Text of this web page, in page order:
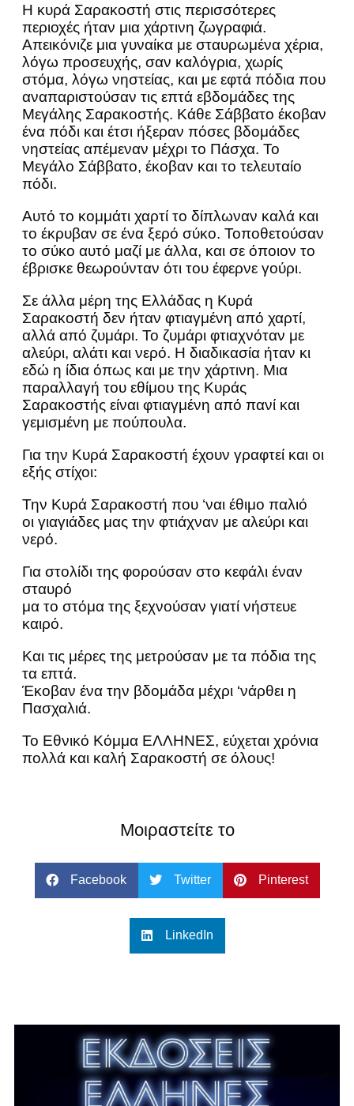
Η κυρά Σαρακοστή στις περισσότερες
περιοχές ήταν μια χάρτινη ζωγραφιά.
Απεικόνιζε μια γυναίκα με σταυρωμένα χέρια,
λόγω προσευχής, σαν καλόγρια, χωρίς
στόμα, λόγω νηστείας, και με εφτά πόδια που
αναπαριστούσαν τις επτά εβδομάδες της
Μεγάλης Σαρακοστής. Κάθε Σάββατο έκοβαν
ένα πόδι και έτσι ήξεραν πόσες βδομάδες
νηστείας απέμεναν μέχρι το Πάσχα. Το
Μεγάλο Σάββατο, έκοβαν και το τελευταίο
πόδι.
Αυτό το κομμάτι χαρτί το δίπλωναν καλά και
το έκρυβαν σε ένα ξερό σύκο. Τοποθετούσαν
το σύκο αυτό μαζί με άλλα, και σε όποιον το
έβρισκε θεωρούνταν ότι του έφερνε γούρι.
Σε άλλα μέρη της Ελλάδας η Κυρά
Σαρακοστή δεν ήταν φτιαγμένη από χαρτί,
αλλά από ζυμάρι. Το ζυμάρι φτιαχνόταν με
αλεύρι, αλάτι και νερό. Η διαδικασία ήταν κι
εδώ η ίδια όπως και με την χάρτινη. Μια
παραλλαγή του εθίμου της Κυράς
Σαρακοστής είναι φτιαγμένη από πανί και
γεμισμένη με πούπουλα.
Για την Κυρά Σαρακοστή έχουν γραφτεί και οι
εξής στίχοι:
Την Κυρά Σαρακοστή που ‘ναι έθιμο παλιό
οι γιαγιάδες μας την φτιάχναν με αλεύρι και
νερό.
Για στολίδι της φορούσαν στο κεφάλι έναν
σταυρό
μα το στόμα της ξεχνούσαν γιατί νήστευε
καιρό.
Και τις μέρες της μετρούσαν με τα πόδια της
τα επτά.
Έκοβαν ένα την βδομάδα μέχρι ‘νάρθει η
Πασχαλιά.
Το Εθνικό Κόμμα ΕΛΛΗΝΕΣ, εύχεται χρόνια
πολλά και καλή Σαρακοστή σε όλους!
Μοιραστείτε το
Facebook Twitter Pinterest
LinkedIn